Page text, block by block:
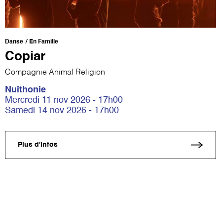
Danse En Famille
Copiar
Compagnie Animal Religion
Nuithonie
Mercredi 11 nov 2026 - 17h00
Samedi 14 nov 2026 - 17h00
Plus d'infos